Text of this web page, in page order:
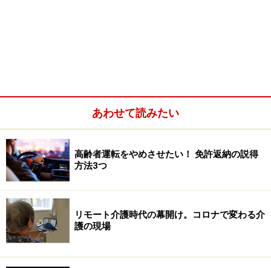
介護福祉士として既に現場で働いている方はピンときた
ながれは、介護福祉士の仕事と共通しますね。
こうしたスキーム（仕組み）に日頃から慣れている介護
福祉士にとって、園芸療法を用いる「園芸療法士」は取
得しやすい資格だといえるでしょう。
園芸療法士の資格について
あわせて読みたい
高齢者運転をやめさせたい！ 免許返納の説得
方法3つ
リモート介護時代の幕開け。コロナで変わる介
護の現場